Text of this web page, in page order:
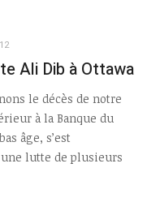
Ali Dib à Ottawa
le décès de notre
à la Banque du
âge, s’est
lutte de plusieurs